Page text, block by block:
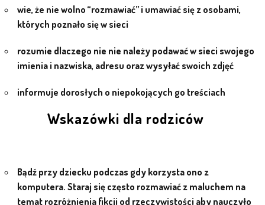
PROGRAMY
UROCZYSTOŚCI
KONKURSY
KĄCIK DLA RODZICÓW
wie, że nie wolno “rozmawiać” i umawiać się z osobami,
których poznało się w sieci
rozumie dlaczego nie nie należy podawać w sieci swojego
imienia i nazwiska, adresu oraz wysyłać swoich zdjęć
informuje dorosłych o niepokojących go treściach
Wskazówki dla rodziców
Bądź przy dziecku podczas gdy korzysta ono z
komputera. Staraj się często rozmawiać z maluchem na
temat rozróżnienia fikcji od rzeczywistości aby nauczyło